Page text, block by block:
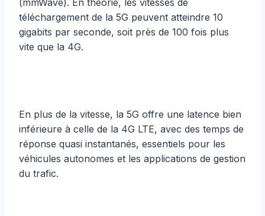
(mmWave). En théorie, les vitesses de
téléchargement de la 5G peuvent atteindre 10
gigabits par seconde, soit près de 100 fois plus
vite que la 4G.
En plus de la vitesse, la 5G offre une latence bien
inférieure à celle de la 4G LTE, avec des temps de
réponse quasi instantanés, essentiels pour les
véhicules autonomes et les applications de gestion
du trafic.